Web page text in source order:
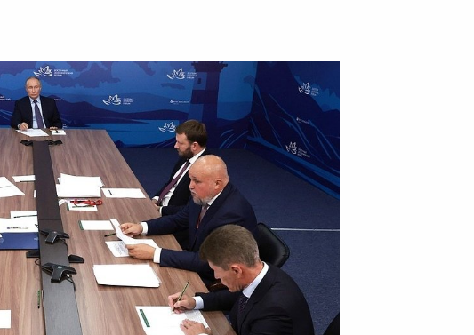
края Владимиром
края Олегом